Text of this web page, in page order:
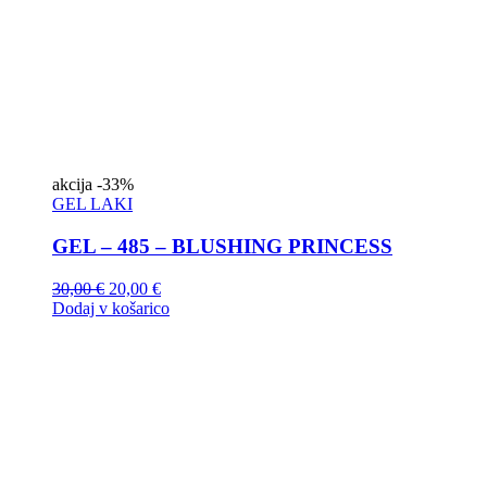
akcija -33%
GEL LAKI
GEL – 485 – BLUSHING PRINCESS
30,00€ 20,00 €
Dodaj v košarico